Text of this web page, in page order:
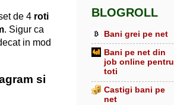
de 4 roti
. Sigur ca
in mod
si
BLOGROLL
Bani grei pe net
Bani pe net din
job online pentru
toti
Castigi bani pe
net